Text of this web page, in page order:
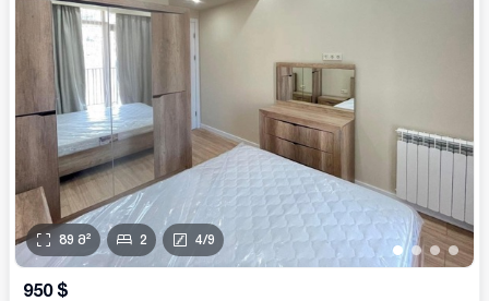
••••
89 მ² 2 4/9
950 $